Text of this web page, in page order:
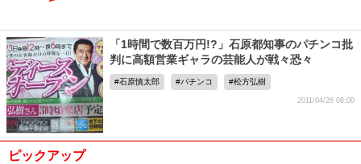
「1時間で数百万円!?」石原都知事のパチンコ批
判に高額営業ギャラの芸能人が戦々恐々
石原慎太郎 パチンコ 松方弘樹
2011/04/26 08:00
ピックアップ